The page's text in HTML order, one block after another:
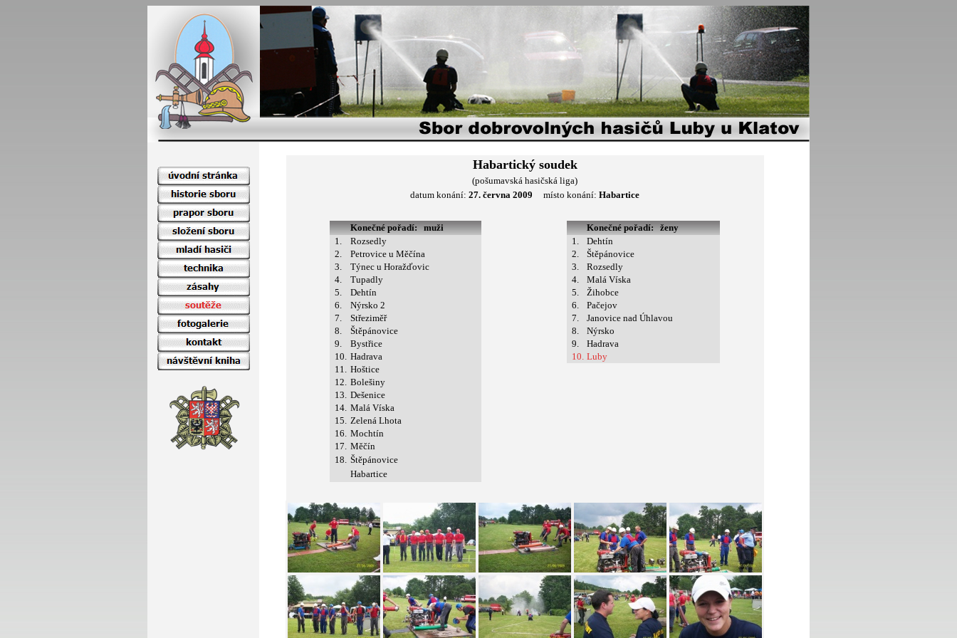
Habartický soudek
(pošumavská hasičská liga)
datum konání: 27. června 2009 místo konání: Habartice
Konečné pořadí: muži
1.
Rozsedly
2.
Petrovice u Měčína
3.
Týnec u Horažďovic
4.
Tupadly
5.
Dehtín
6.
Nýrsko 2
7.
Střeziměř
8.
Štěpánovice
9.
Bystřice
10. Hadrava
11. Hoštice
12. Bolešiny
13. Dešenice
14. Malá Víska
15. Zelená Lhota
16. Mochtín
17. Měčín
18. Štěpánovice
Habartice
Konečné pořadí:ženy
1.
Dehtín
2.
Štěpánovice
3.
Rozsedly
4.
Malá Víska
5.
Žihobce
6.
Pačejov
7.
Janovice nad Úhlavou
8.
Nýrsko
9.
Hadrava
10. Luby